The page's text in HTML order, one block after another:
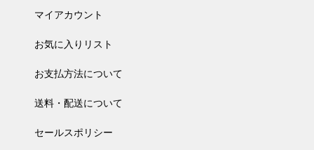
マイアカウント
お気に入りリスト
お支払方法について
送料・配送について
セールスポリシー